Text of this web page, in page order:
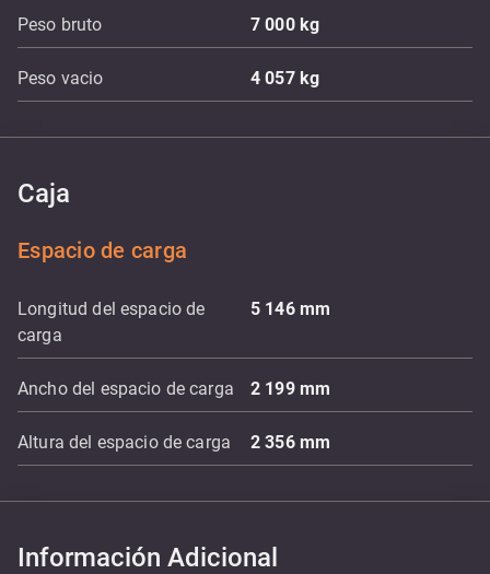
Peso bruto 7 000 kg
Peso vacio 4 057 kg
Caja
Espacio de carga
Longitud del espacio de
carga
5 146 mm
Ancho del espacio de carga 2 199 mm
Altura del espacio de carga 2 356 mm
Información Adicional